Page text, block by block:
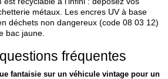
métaux. Les encres UV à base
déchets non dangereux (code 08 03 12)
bac jaune.
fréquentes
fantaisie sur un véhicule vintage pour un